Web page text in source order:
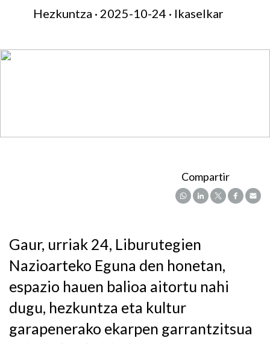
Hezkuntza · 2025-10-24 · Ikaselkar
Compartir
Gaur, urriak 24, Liburutegien
Nazioarteko Eguna den honetan,
espazio hauen balioa aitortu nahi
dugu, hezkuntza eta kultur
garapenerako ekarpen garrantzitsua